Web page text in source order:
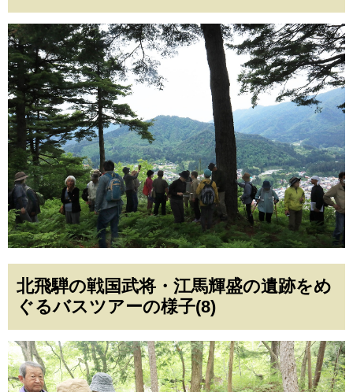
北飛騨の戦国武将・江馬輝盛の遺跡をめ
ぐるバスツアーの様子(8)